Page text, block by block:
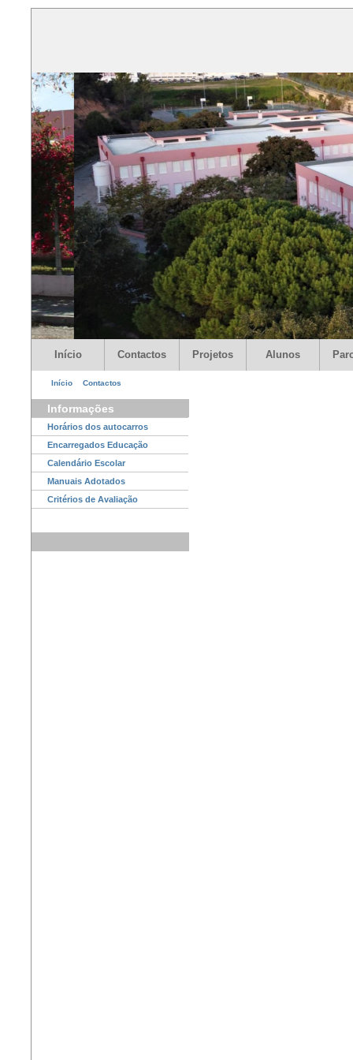
Início Contactos Projetos Alunos
Início Contactos
Informações
Horários dos autocarros
Encarregados Educação
Calendário Escolar
Manuais Adotados
Critérios de Avaliação